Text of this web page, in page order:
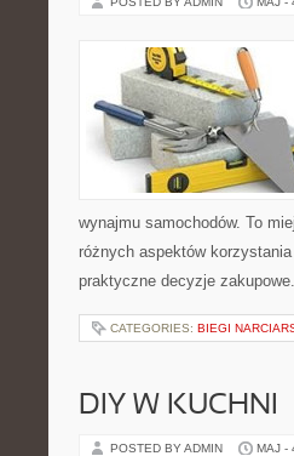
wynajmu samochodów. To
różnych aspektów
praktyczne decyzje
CATEGORIES: BIEGI
DIY W KUCHNI
POSTED BY ADMIN MAJ -